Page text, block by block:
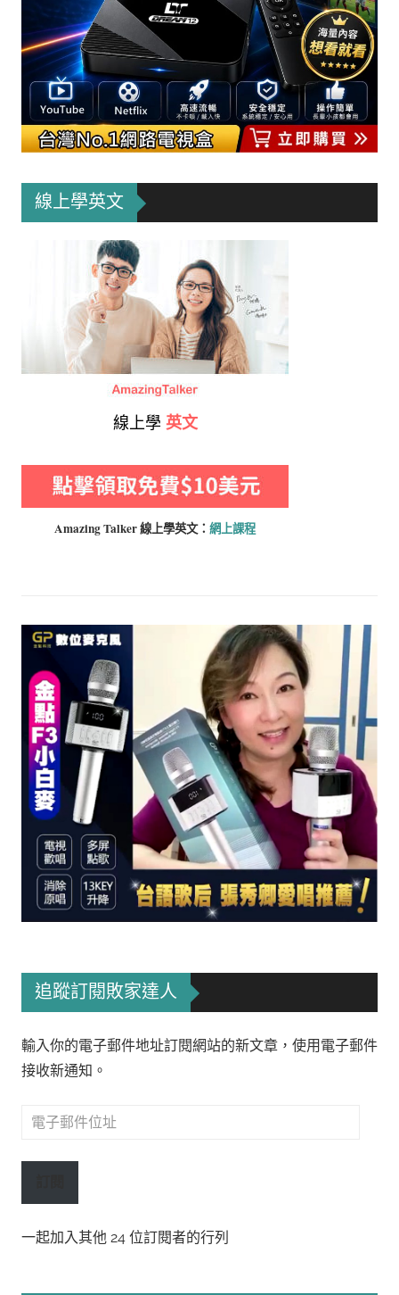
線上學英文
線上學 英文
Amazing Talker 線上學英文： 網上課程
追蹤訂閱敗家達人
輸入你的電子郵件地址訂閱網站的新文章，使用電子郵件
接收新通知。
電
郵
址
一起加入其他 24 位訂閱者的行列